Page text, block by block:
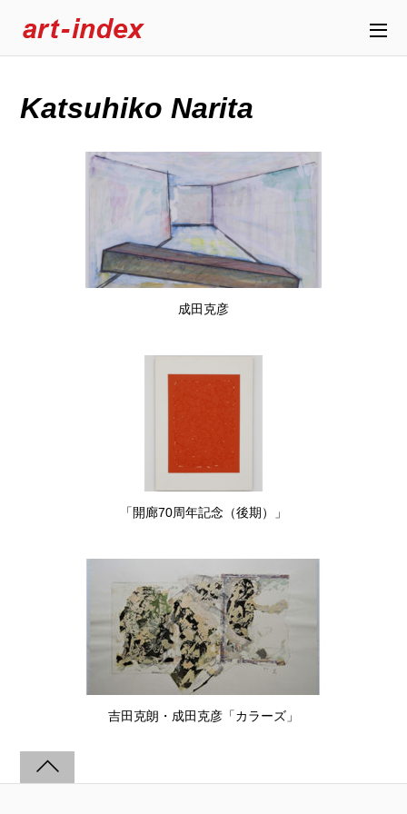
Katsuhiko Narita
成田克彦
「開廊70周年記念（後期）」
吉田克朗・成田克彦「カラーズ」